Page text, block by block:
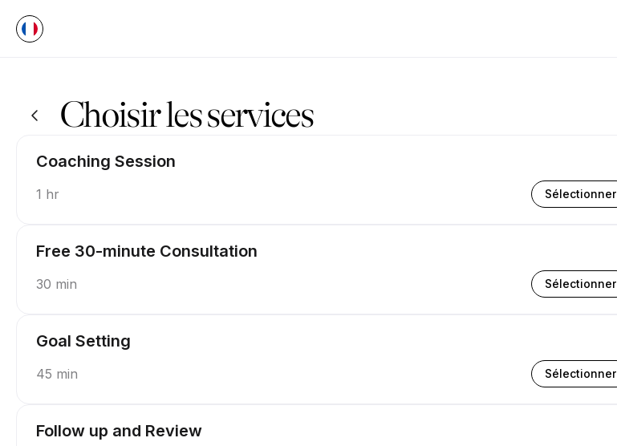
Choisir les services
Coaching Session
1 hr Sélectionner
Free 30-minute Consultation
30 min Sélectionner
Goal Setting
45 min Sélectionner
Follow up and Review